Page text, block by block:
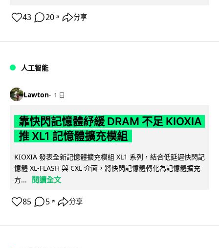
43 20 ↗ 分享
人工智能
Lawton 1 日
靠快閃記憶體紓緩 DRAM 不足 KIOXIA
推 XL1 記憶體擴充模組
KIOXIA 發表全新記憶體擴充模組 XL1 系列，結合低延遲快閃記
憶體 XL-FLASH 與 CXL 介面，將快閃記憶體轉化為記憶體擴充
方...
閱讀全文
85 5 ↗ 分享